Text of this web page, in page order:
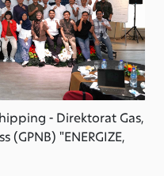
- Direktorat Gas,
(GPNB) "ENERGIZE,